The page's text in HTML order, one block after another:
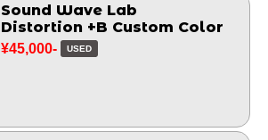
Sound Wave Lab
Distortion +B Custom Color
¥45,000- USED